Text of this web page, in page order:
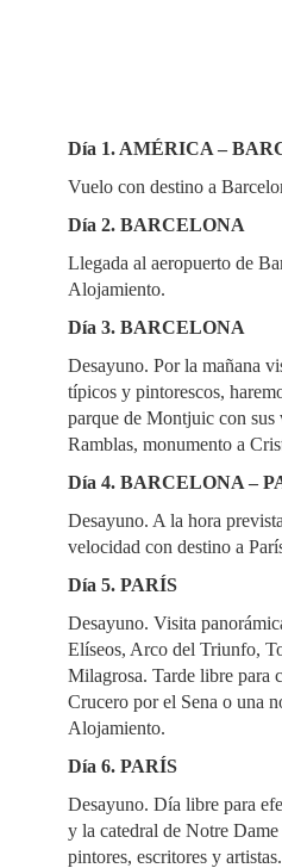
Día 1. AMÉRICA –
Vuelo con destino a
Día 2. BARCELONA
Llegada al aeropuerto de
Alojamiento.
Día 3. BARCELONA
Desayuno. Por la mañana
típicos y pintorescos,
parque de Montjuic con sus
Ramblas, monumento a
Día 4. BARCELONA –
Desayuno. A la hora
velocidad con destino a
Día 5. PARÍS
Desayuno. Visita
Elíseos, Arco del Triunfo,
Milagrosa. Tarde libre para
Crucero por el Sena o una
Alojamiento.
Día 6. PARÍS
Desayuno. Día libre para
y la catedral de Notre
pintores, escritores y